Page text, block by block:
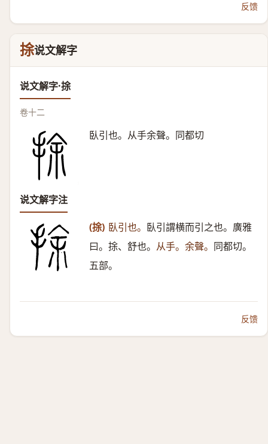
反馈
捈说文解字
说文解字·捈
卷十二
臥引也。从手余聲。同都切
说文解字注
(捈) 臥引也。 臥引謂横而引之也。廣雅
曰。捈、舒也。 从手。余聲。 同都切。
五部。
反馈